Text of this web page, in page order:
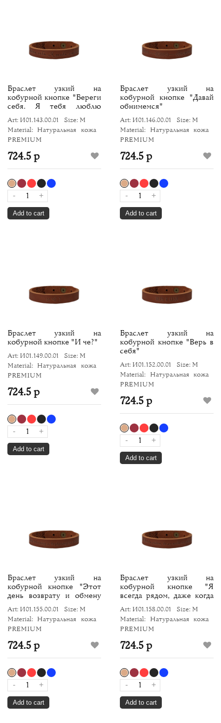
Браслет узкий на
кобурной кнопке "Береги
себя. Я тебя люблю
(большие)"
Art: И01.143.00.01
Size: M
Material: Натуральная кожа
PREMIUM
724.5 р
- +
Add to cart
Браслет узкий на
кобурной кнопке "Давай
обнимемся"
Art: И01.146.00.01
Size: M
Material: Натуральная кожа
PREMIUM
724.5 р
- +
Add to cart
Браслет узкий на
кобурной кнопке "И че?"
Art: И01.149.00.01
Size: M
Material: Натуральная кожа
PREMIUM
724.5 р
- +
Add to cart
Браслет узкий на
кобурной кнопке "Верь в
себя"
Art: И01.152.00.01
Size: M
Material: Натуральная кожа
PREMIUM
724.5 р
- +
Add to cart
Браслет узкий на
кобурной кнопке "Этот
день возврату и обмену
не подлежит"
Art: И01.155.00.01
Size: M
Material: Натуральная кожа
PREMIUM
724.5 р
- +
Add to cart
Браслет узкий на
кобурной кнопке "Я
всегда рядом, даже когда
не рядом"
Art: И01.158.00.01
Size: M
Material: Натуральная кожа
PREMIUM
724.5 р
- +
Add to cart